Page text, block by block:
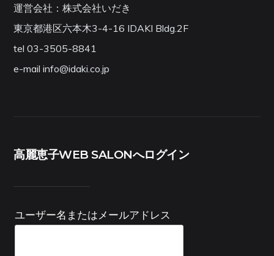
運営会社：株式会社いだき
東京都港区六本木3-4-16 IDAKI Bldg.2F
tel 03-3505-8841
e-mail info@idaki.co.jp
高麗恵子WEB SALONへログイン
ユーザー名またはメールアドレス